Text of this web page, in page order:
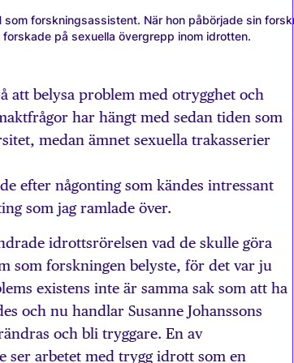
forsknings­assistent. När hon påbörjade sin
på sexuella övergrepp inom idrotten.
att belysa problem med otrygghet och
har hängt med sedan tiden som
medan ämnet sexuella trakasserier
efter någonting som kändes intressant
som jag ramlade över.
idrottsrörelsen vad de skulle göra
som forskningen belyste, för det var ju
existens inte är samma sak som att ha
och nu handlar Susanne Johanssons
och bli tryggare. En av
ser arbetet med trygg idrott som en